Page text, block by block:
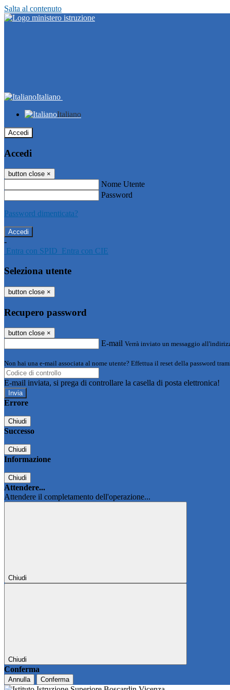
Salta al contenuto
Italiano
Italiano
Accedi
Accedi
button close ×
Nome Utente
Password
Password dimenticata?
-
Entra con SPID Entra con CIE
Seleziona utente
button close ×
Recupero password
button close ×
E-mail Verrà inviato un messaggio
Non hai una e-mail associata al nome utente? Effettua il reset della password
E-mail inviata, si prega di controllare la casella di posta elettronica!
Errore
Chiudi
Successo
Chiudi
Informazione
Chiudi
Attendere...
Attendere il completamento dell'operazione...
Chiudi
Chiudi
Conferma
Annulla Conferma